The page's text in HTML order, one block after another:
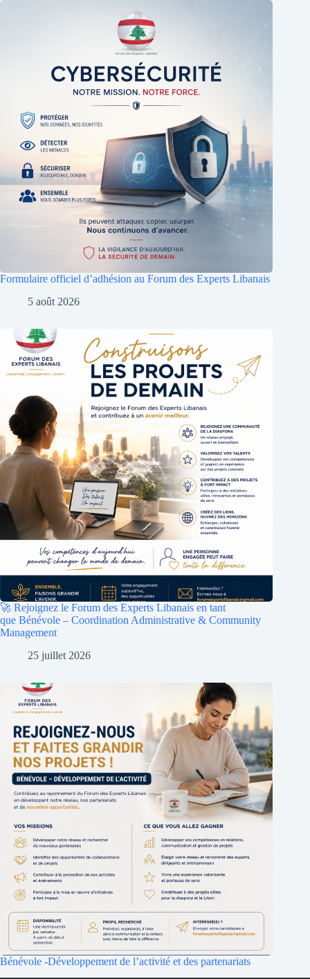
Formulaire officiel d’adhésion au Forum des Experts Libanais
5 août 2026
🚀 Rejoignez le Forum des Experts Libanais en tant
que Bénévole – Coordination Administrative & Community
Management
25 juillet 2026
Bénévole -Développement de l’activité et des partenariats